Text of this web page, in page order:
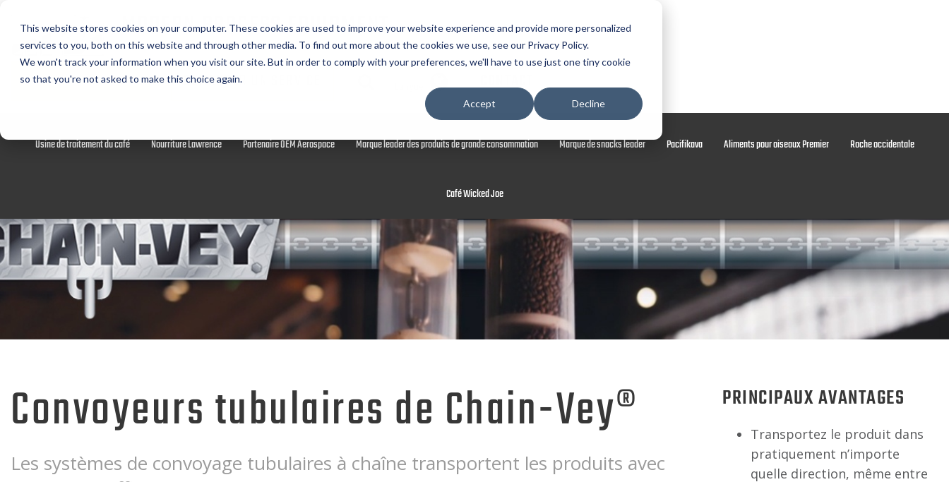
This website stores cookies on your computer. These cookies are used to improve your website experience and provide more personalized
services to you, both on this website and through other media. To find out more about the cookies we use, see our Privacy Policy.
We won't track your information when you visit our site. But in order to comply with your preferences, we'll have to use just one tiny cookie
so that you're not asked to make this choice again.
Accept Decline
MODERN PROCESS EQUIPMENT
CORPORATION
DEMANDE DE DEVIS DEMANDER UN SERVICE CONTACT
Équipement de broyage pour l'alimentaire, la chimie et les minéraux
Usine de traitement du café Nourriture Lawrence Partenaire OEM Aerospace Marque leader des produits de grande consommation Marque de snacks leader Pacifikava Aliments pour oiseaux Premier Roche occidentale
Café Wicked Joe
Convoyeurs tubulaires de Chain-Vey®
Les systèmes de convoyage tubulaires à chaîne transportent les produits avec
PRINCIPAUX AVANTAGES
Transportez le produit dans
pratiquement n’importe
quelle direction, même entre